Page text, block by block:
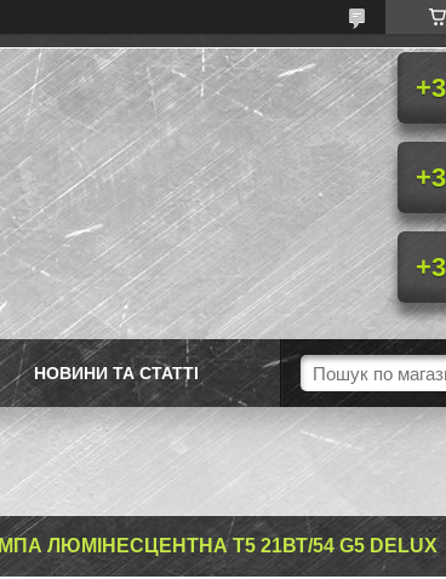
НОВИНИ ТА СТАТТІ
ЛЮМІНЕСЦЕНТНА T5 21ВТ/54 G5 DELUX